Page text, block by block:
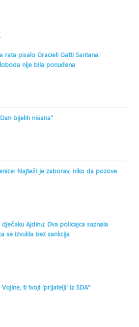
rata pisalo Gracieli Gatti Santana:
nije bila ponuđena
bijelih nišana"
Najteži je zaborav, niko da pozove
Ajdinu: Dva policajca saznala
se izvukla bez sankcija
Vojine, ti tvoji 'prijatelji' iz SDA"